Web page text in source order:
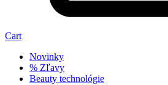
Cart
Novinky
% Zľavy
Beauty technológie